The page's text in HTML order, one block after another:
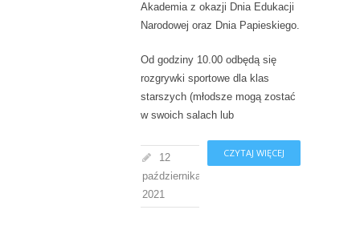
Akademia z okazji Dnia Edukacji
Narodowej oraz Dnia Papieskiego.
Od godziny 10.00 odbędą się
rozgrywki sportowe dla klas
starszych (młodsze mogą zostać
w swoich salach lub
CZYTAJ WIĘCEJ
12
października,
2021